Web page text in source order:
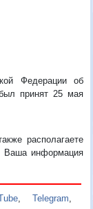
Федерации об
принят 25 мая
располагаете
информация
,Telegram